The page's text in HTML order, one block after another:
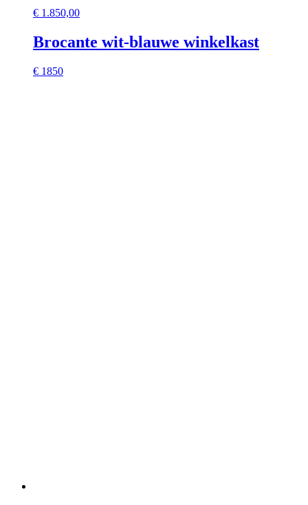
€ 1.850,00
Brocante wit-blauwe winkelkast
€ 1850